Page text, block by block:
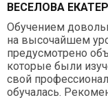
ВЕСЕЛОВА
Обучением
на высочайшем
предусмотрено
которые были
свой
обучалась.